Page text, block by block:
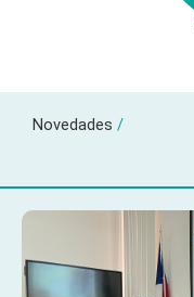
Novedades /